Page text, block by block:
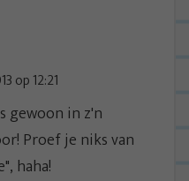
op 12:21
gewoon in z'n
Proef je niks van
haha!